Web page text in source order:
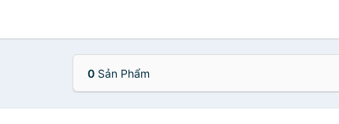
0 Sản Phẩm